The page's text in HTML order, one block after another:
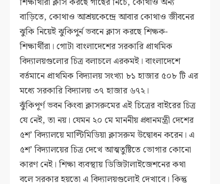
বাড়িতে, কোথাও আশ্রয়কেন্দ্রে আবার কোথাও জীবনের
ঝুকি নিয়েই ঝুকিপুর্ন ভবনে ক্লাস করছে শিক্ষক-
শিক্ষার্থীরা। গোটা বাংলাদেশের সরকারি প্রাথমিক
বিদ্যালয়গুলোর চিত্র বলাচলে এরকমই। বাংলাদেশে
বর্তমানে প্রাথমিক বিদ্যালয় সংখ্যা ৮১ হাজার ৫০৮ টি এর
মধ্যে সরকারি বিদ্যালয় ৩৭ হাজার ৬৭২।
ঝুঁকিপূর্ণ ভবন কিংবা ক্লাসরুমের এই চিত্রের বাইরের চিত্র
যে নেই, তা নয়। যেমন ২০ মে মাননীয় প্রধানমন্ত্রী দেশের
৫শ’ বিদ্যালয়ে মাল্টিমিডিয়া ক্লাসরুম উদ্বোধন করেন। এ
৫শ’ বিদ্যালয়ের চিত্র দেখে আত্মতুষ্টিতে ভোগার কোনো
কারণ নেই। শিক্ষা ব্যবস্থায় ডিজিটালাইজেশনের কথা
বলে সরকার হয়তো এ বিদ্যালয়গুলোই দেখাবে। কিন্তু